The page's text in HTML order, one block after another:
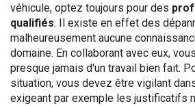
véhicule, optez toujours pour des
qualifiés. Il existe en effet des
malheureusement aucune
domaine. En collaborant avec eux,
presque jamais d'un travail bien fait.
situation, vous devez être vigilant
exigeant par exemple les justificatifs